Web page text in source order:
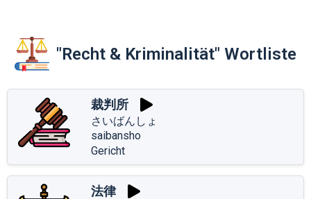
"Recht & Kriminalität" Wortliste
裁判所
さいばんしょ
saibansho
Gericht
法律